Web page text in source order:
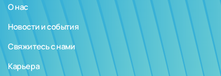
О нас
Новости и события
Свяжитесь с нами
Карьера